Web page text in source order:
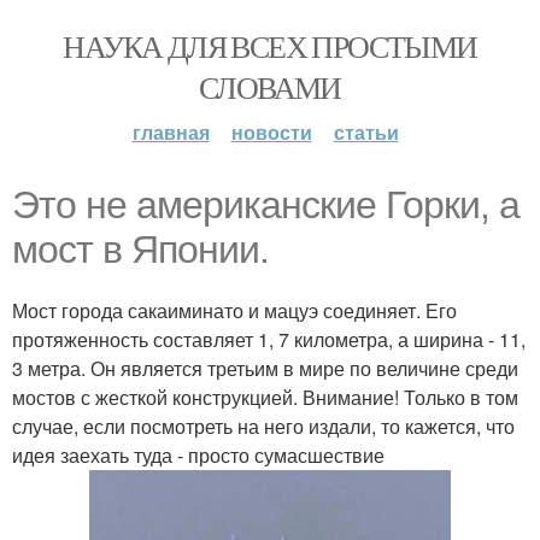
НАУКА ДЛЯ ВСЕХ ПРОСТЫМИ
СЛОВАМИ
главная новости статьи
Это не американские Горки, а
мост в Японии.
Мост города сакаиминато и мацуэ соединяет. Его
протяженность составляет 1, 7 километра, а ширина - 11,
3 метра. Он является третьим в мире по величине среди
мостов с жесткой конструкцией. Внимание! Только в том
случае, если посмотреть на него издали, то кажется, что
идея заехать туда - просто сумасшествие